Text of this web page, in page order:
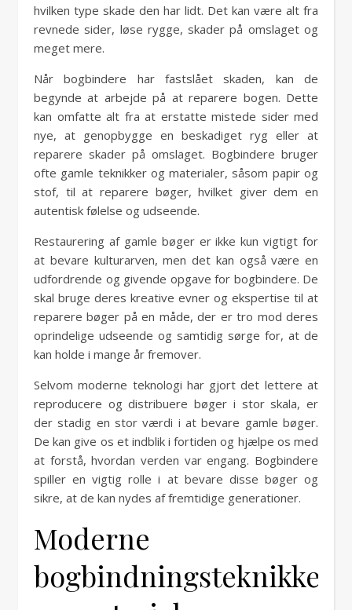
hvilken type skade den har lidt. Det kan være alt fra
revnede sider, løse rygge, skader på omslaget og
meget mere.
Når bogbindere har fastslået skaden, kan de
begynde at arbejde på at reparere bogen. Dette
kan omfatte alt fra at erstatte mistede sider med
nye, at genopbygge en beskadiget ryg eller at
reparere skader på omslaget. Bogbindere bruger
ofte gamle teknikker og materialer, såsom papir og
stof, til at reparere bøger, hvilket giver dem en
autentisk følelse og udseende.
Restaurering af gamle bøger er ikke kun vigtigt for
at bevare kulturarven, men det kan også være en
udfordrende og givende opgave for bogbindere. De
skal bruge deres kreative evner og ekspertise til at
reparere bøger på en måde, der er tro mod deres
oprindelige udseende og samtidig sørge for, at de
kan holde i mange år fremover.
Selvom moderne teknologi har gjort det lettere at
reproducere og distribuere bøger i stor skala, er
der stadig en stor værdi i at bevare gamle bøger.
De kan give os et indblik i fortiden og hjælpe os med
at forstå, hvordan verden var engang. Bogbindere
spiller en vigtig rolle i at bevare disse bøger og
sikre, at de kan nydes af fremtidige generationer.
Moderne
bogbindningsteknikker